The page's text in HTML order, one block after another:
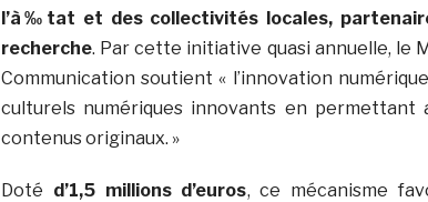
l’à‰tat et des collectivités locales,
recherche. Par cette initiative quasi annuelle, le
Communication soutient « l’innovation
culturels numériques innovants en permettant
contenus originaux. »
Doté d’1,5 millions d’euros, ce mécanisme